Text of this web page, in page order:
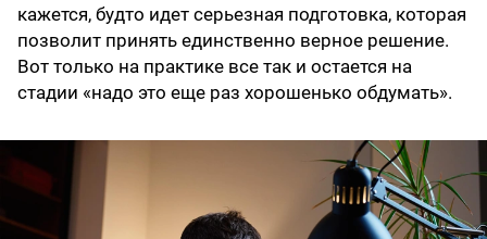
кажется, будто идет серьезная подготовка, которая
позволит принять единственно верное решение.
Вот только на практике все так и остается на
стадии «надо это еще раз хорошенько обдумать».